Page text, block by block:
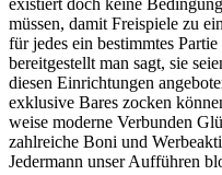
existiert doch keine
müssen, damit Freispiele zu
für jedes ein bestimmtes
bereitgestellt man sagt, sie
diesen Einrichtungen
exklusive Bares zocken
weise moderne Verbunden
zahlreiche Boni und
Jedermann unser Aufführen